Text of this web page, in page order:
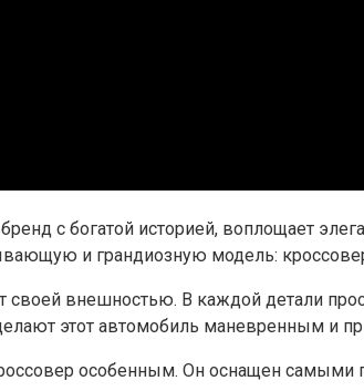
с богатой историей, воплощает
и грандиозную модель:
внешностью. В каждой детали
этот автомобиль маневренным и
особенным. Он оснащен